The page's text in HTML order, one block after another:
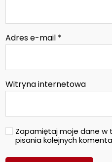
Adres e-mail *
Witryna internetowa
Zapamiętaj moje dane w
pisania kolejnych